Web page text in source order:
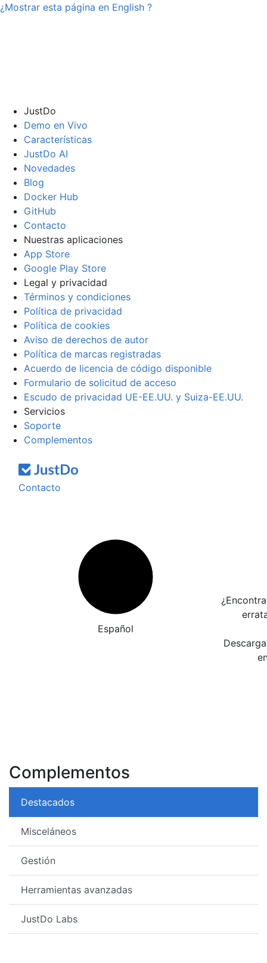
¿Mostrar esta página en English ?
JustDo
Demo en Vivo
Características
JustDo AI
Novedades
Blog
Docker Hub
GitHub
Contacto
Nuestras aplicaciones
App Store
Google Play Store
Legal y privacidad
Términos y condiciones
Política de privacidad
Política de cookies
Aviso de derechos de autor
Política de marcas registradas
Acuerdo de licencia de código disponible
Formulario de solicitud de acceso
Escudo de privacidad UE-EE.UU. y Suiza-EE.UU.
Servicios
Soporte
Complementos
Contacto
Español
Complementos
Destacados
Misceláneos
Gestión
Herramientas avanzadas
JustDo Labs